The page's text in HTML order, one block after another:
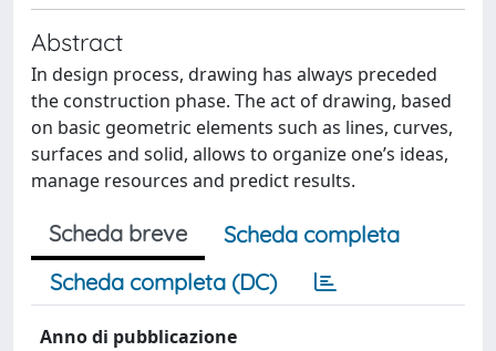
Abstract
In design process, drawing has always preceded
the construction phase. The act of drawing, based
on basic geometric elements such as lines, curves,
surfaces and solid, allows to organize one’s ideas,
manage resources and predict results.
Scheda breve
Scheda completa
Scheda completa (DC)
Anno di pubblicazione